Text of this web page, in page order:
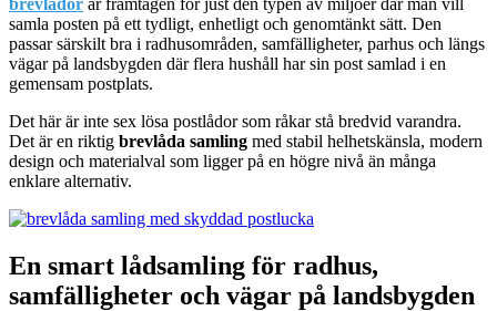
samla posten på ett tydligt, enhetligt och genomtänkt sätt. Den
passar särskilt bra i radhusområden, samfälligheter, parhus och längs
vägar på landsbygden där flera hushåll har sin post samlad i en
gemensam postplats.
Det här är inte sex lösa postlådor som råkar stå bredvid varandra.
Det är en riktig brevlåda samling med stabil helhetskänsla, modern
design och materialval som ligger på en högre nivå än många
enklare alternativ.
En smart lådsamling för radhus,
samfälligheter och vägar på landsbygden